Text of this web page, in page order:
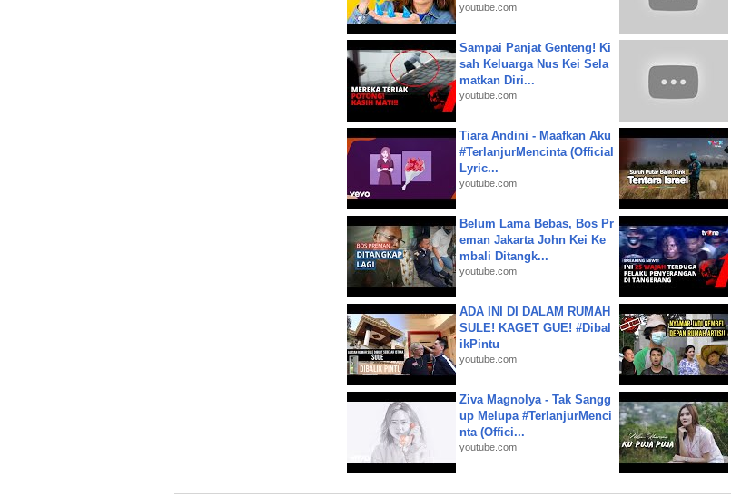
youtube.com
Sampai Panjat Genteng! Ki
sah Keluarga Nus Kei Sela
matkan Diri...
youtube.com
Tiara Andini - Maafkan Aku
#TerlanjurMencinta (Official
Lyric...
youtube.com
Belum Lama Bebas, Bos Pr
eman Jakarta John Kei Ke
mbali Ditangk...
youtube.com
ADA INI DI DALAM RUMAH
SULE! KAGET GUE! #Dibal
ikPintu
youtube.com
Ziva Magnolya - Tak Sangg
up Melupa #TerlanjurMenci
nta (Offici...
youtube.com